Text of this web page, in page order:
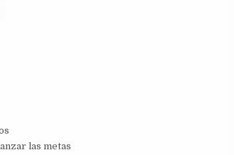
las metas